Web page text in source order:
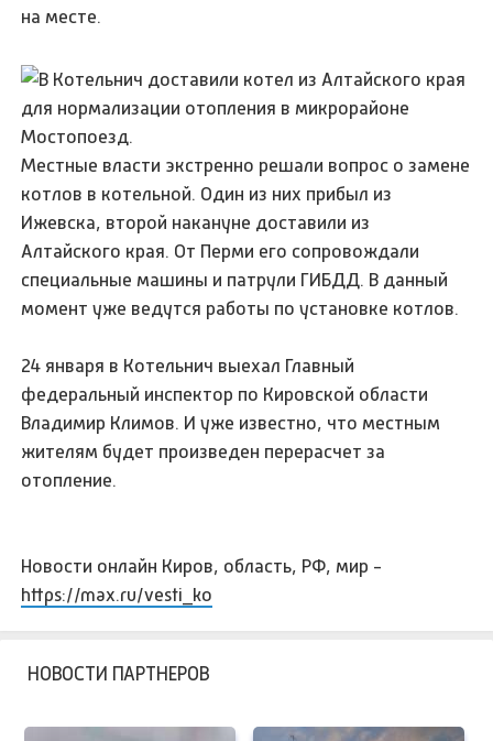
на месте.
Местные власти экстренно решали вопрос о замене
котлов в котельной. Один из них прибыл из
Ижевска, второй накануне доставили из
Алтайского края. От Перми его сопровождали
специальные машины и патрули ГИБДД. В данный
момент уже ведутся работы по установке котлов.
24 января в Котельнич выехал Главный
федеральный инспектор по Кировской области
Владимир Климов. И уже известно, что местным
жителям будет произведен перерасчет за
отопление.
Новости онлайн Киров, область, РФ, мир -
https://max.ru/vesti_ko
НОВОСТИ ПАРТНЕРОВ